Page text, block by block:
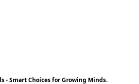
- Smart Choices for Growing Minds.